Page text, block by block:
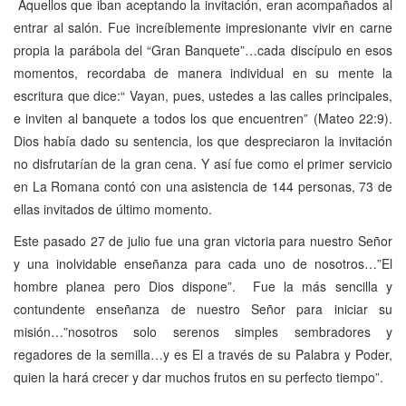
Aquellos que iban aceptando la invitación, eran acompañados al
entrar al salón. Fue increíblemente impresionante vivir en carne
propia la parábola del “Gran Banquete”…cada discípulo en esos
momentos, recordaba de manera individual en su mente la
escritura que dice:“ Vayan, pues, ustedes a las calles principales,
e inviten al banquete a todos los que encuentren” (Mateo 22:9).
Dios había dado su sentencia, los que despreciaron la invitación
no disfrutarían de la gran cena. Y así fue como el primer servicio
en La Romana contó con una asistencia de 144 personas, 73 de
ellas invitados de último momento.
Este pasado 27 de julio fue una gran victoria para nuestro Señor
y una inolvidable enseñanza para cada uno de nosotros…”El
hombre planea pero Dios dispone”. Fue la más sencilla y
contundente enseñanza de nuestro Señor para iniciar su
misión…”nosotros solo serenos simples sembradores y
regadores de la semilla…y es El a través de su Palabra y Poder,
quien la hará crecer y dar muchos frutos en su perfecto tiempo”.